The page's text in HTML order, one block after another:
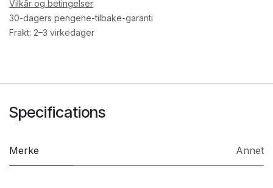
Vilkår og betingelser
30-dagers pengene-tilbake-garanti
Frakt: 2–3 virkedager
Specifications
Merke Annet